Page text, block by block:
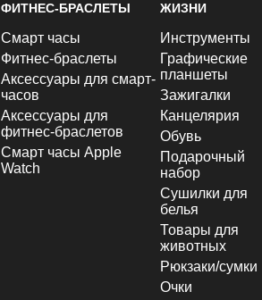
ФИТНЕС-БРАСЛЕТЫ
Смарт часы
Фитнес-браслеты
Аксессуары для смарт-
часов
Аксессуары для
фитнес-браслетов
Смарт часы Apple
Watch
ЖИЗНИ
Инструменты
Графические
планшеты
Зажигалки
Канцелярия
Обувь
Подарочный
набор
Сушилки для
белья
Товары для
животных
Рюкзаки/сумки
Очки